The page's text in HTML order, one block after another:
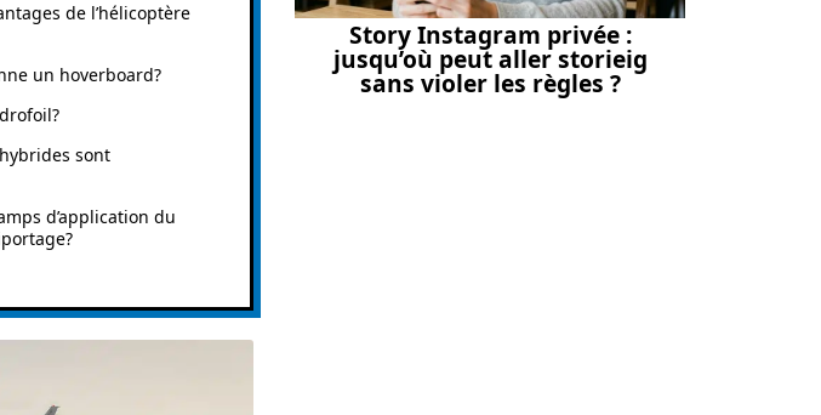
de l’hélicoptère
un hoverboard?
sont
d’application du
Story Instagram privée :
jusqu’où peut aller storieig
sans violer les règles ?